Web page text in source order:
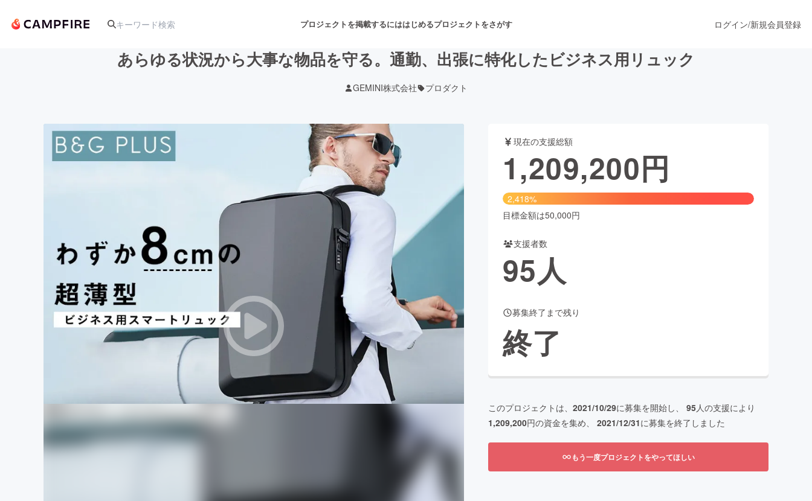
プロジェクトを掲載するにははじめるプロジェクトをさがす
アート・写真 舞台・パフォーマンス
ゲーム・サービス開発 ファッション
ビジネス・起業 ビューティー・ヘルスケア
まちづくり・地域活性化
CAMPFIRE for Social GoodCAMPFIRE Creation
CAMPFIREふるさと納税
machi-ya
ログイン/新規会員登録
あらゆる状況から大事な物品を守る。通勤、出張に特化したビジネス用リュック
GEMINI株式会社 プロダクト
現在の支援総額
1,209,200円
2,418%
目標金額は50,000円
支援者数
95人
募集終了まで残り
終了
このプロジェクトは、 2021/10/29に募集を開始し、 95人の支援により
1,209,200円の資金を集め、 2021/12/31に募集を終了しました
もう一度プロジェクトをやってほしい